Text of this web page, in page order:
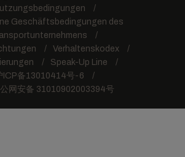
Geschäftsbedingungen des
Verhaltenskodex
Speak-Up Line
ICP备13010414号-6
网安备 31010902003394号